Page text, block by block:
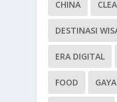
CHINA
DESTINASI
ERA DIGITAL
FOOD